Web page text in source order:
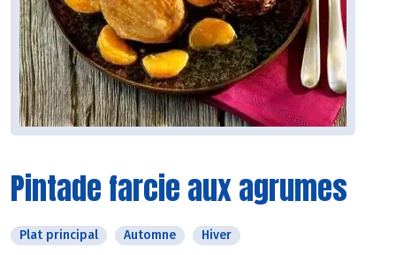
Pintade farcie aux agrumes
Plat principal Automne Hiver